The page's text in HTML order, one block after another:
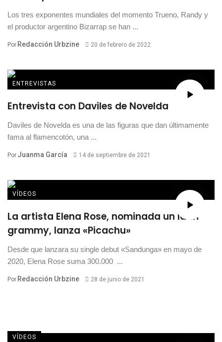
Los tres exponentes mundiales del momento Trueno, Randy y
el productor argentino Bizarrap se han ...
Por Redacción Urbzine 20 de febrero de 2022
ENTREVISTAS
Entrevista con Daviles de Novelda
Daviles de Novelda es una de las figuras que dan últimamente
fama al flamencotón, una ...
Por Juanma García 14 de septiembre de 2021
VÍDEOS
La artista Elena Rose, nominada un latin
grammy, lanza «Picachu»
Desde que lanzara su single debut «Sandunga» en mayo de
2020, Elena Rose suma 300.000 ...
Por Redacción Urbzine 28 de junio de 2021
VÍDEOS